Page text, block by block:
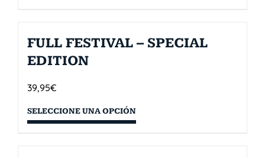
FULL FESTIVAL – SPECIAL
EDITION
39,95€
SELECCIONE UNA OPCIÓN